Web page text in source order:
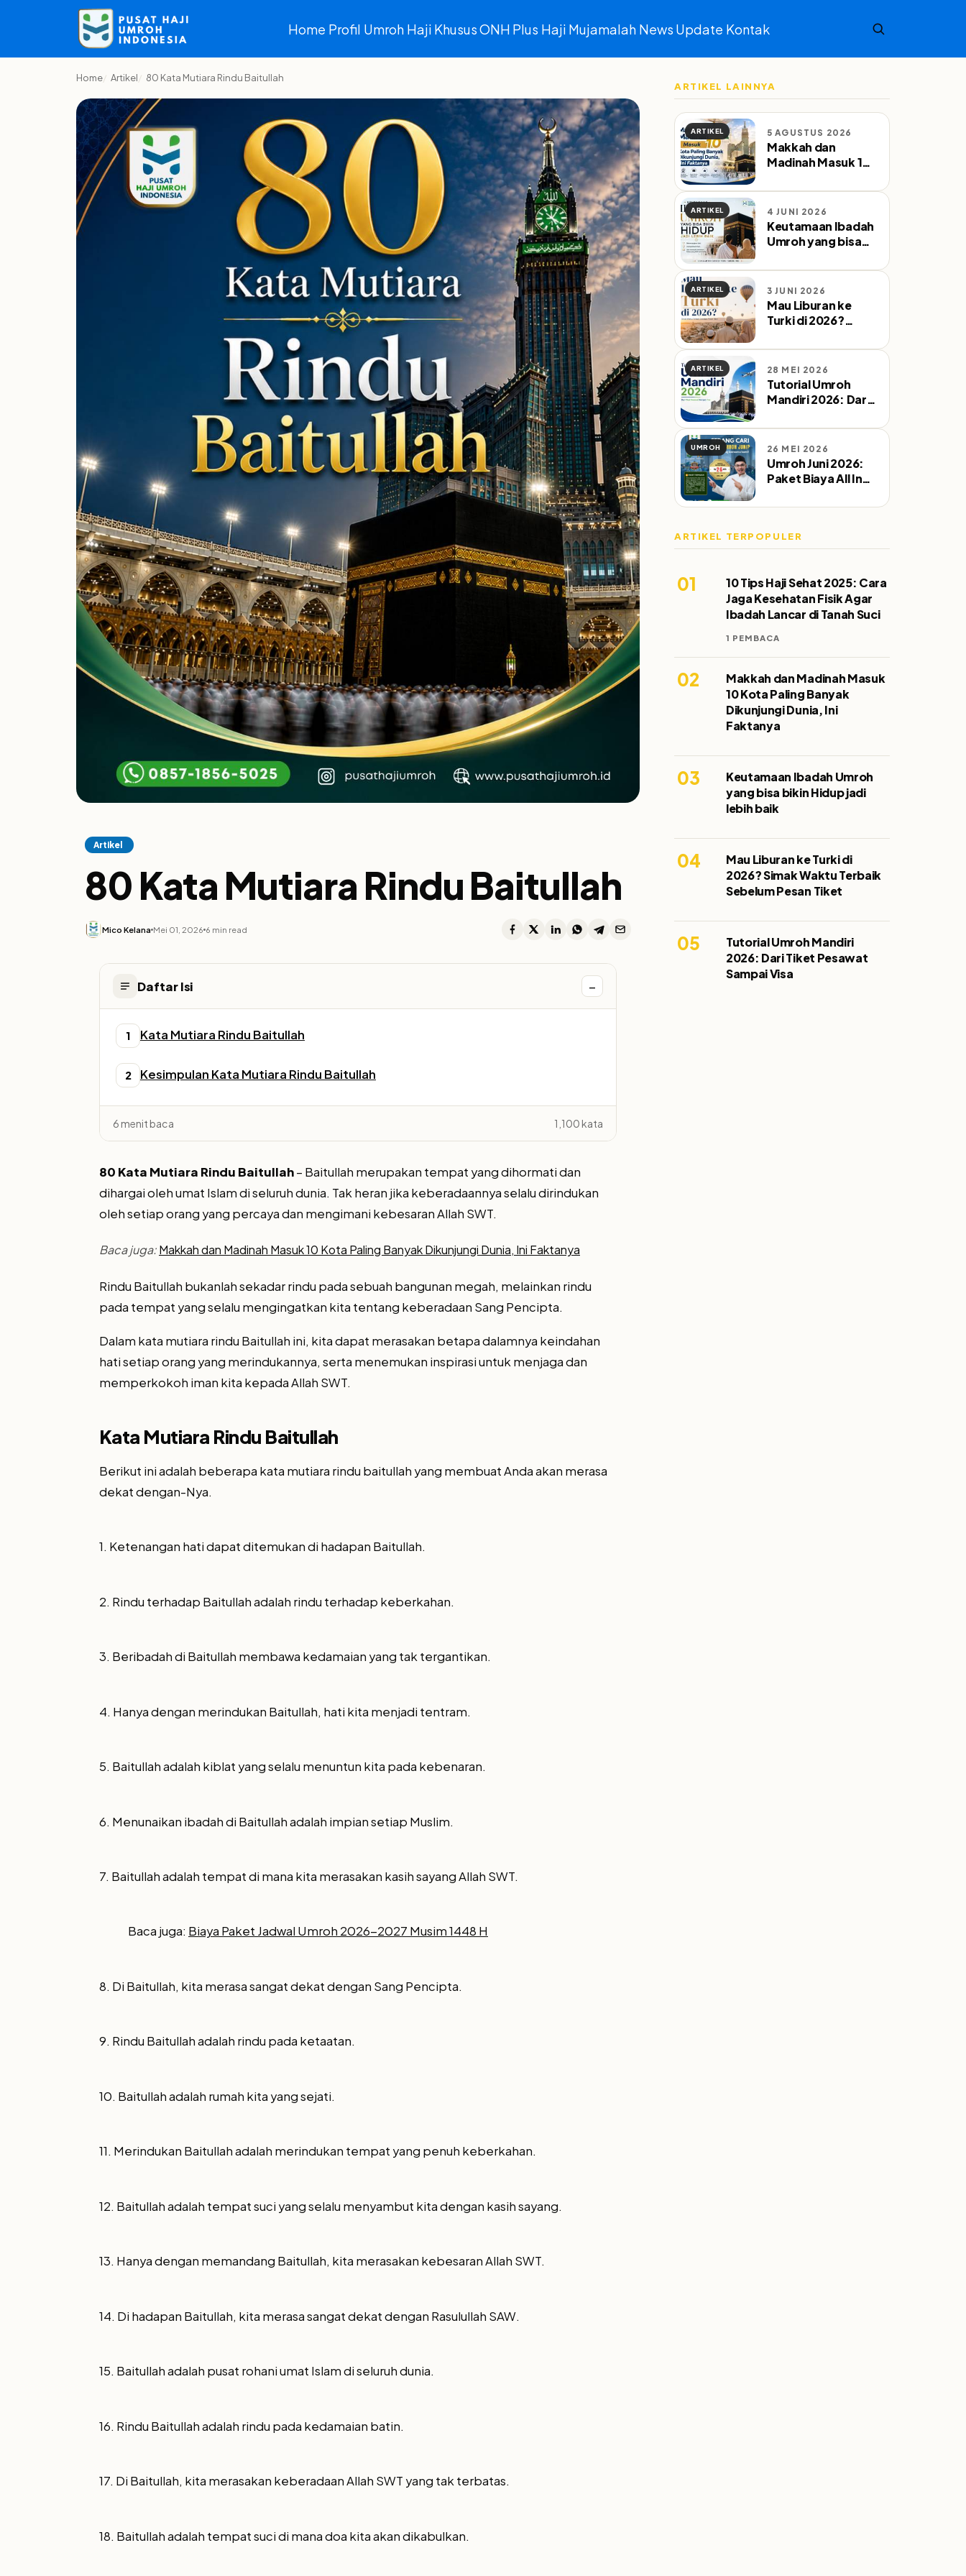
Home Profil Umroh Haji Khusus ONH Plus Haji Mujamalah News Update Kontak
Home Artikel 80 Kata Mutiara Rindu Baitullah
Artikel
80 Kata Mutiara Rindu Baitullah
Mico Kelana Mei 01, 2026 6 min read
Daftar Isi −
1 Kata Mutiara Rindu Baitullah
2 Kesimpulan Kata Mutiara Rindu Baitullah
6 menit baca 1,100 kata
80 Kata Mutiara Rindu Baitullah– Baitullah merupakan tempat yang dihormati dan
dihargai oleh umat Islam di seluruh dunia. Tak heran jika keberadaannya selalu dirindukan
oleh setiap orang yang percaya dan mengimani kebesaran Allah SWT.
Baca juga:Makkah dan Madinah Masuk 10 Kota Paling Banyak Dikunjungi Dunia, Ini Faktanya
Rindu Baitullah bukanlah sekadar rindu pada sebuah bangunan megah, melainkan rindu
pada tempat yang selalu mengingatkan kita tentang keberadaan Sang Pencipta.
Dalam kata mutiara rindu Baitullah ini, kita dapat merasakan betapa dalamnya keindahan
hati setiap orang yang merindukannya, serta menemukan inspirasi untuk menjaga dan
memperkokoh iman kita kepada Allah SWT.
Kata Mutiara Rindu Baitullah
Berikut ini adalah beberapa kata mutiara rindu baitullah yang membuat Anda akan merasa
dekat dengan-Nya.
1. Ketenangan hati dapat ditemukan di hadapan Baitullah.
2. Rindu terhadap Baitullah adalah rindu terhadap keberkahan.
3. Beribadah di Baitullah membawa kedamaian yang tak tergantikan.
4. Hanya dengan merindukan Baitullah, hati kita menjadi tentram.
5. Baitullah adalah kiblat yang selalu menuntun kita pada kebenaran.
6. Menunaikan ibadah di Baitullah adalah impian setiap Muslim.
7. Baitullah adalah tempat di mana kita merasakan kasih sayang Allah SWT.
Baca juga: Biaya Paket Jadwal Umroh 2026-2027 Musim 1448 H
8. Di Baitullah, kita merasa sangat dekat dengan Sang Pencipta.
9. Rindu Baitullah adalah rindu pada ketaatan.
10. Baitullah adalah rumah kita yang sejati.
11. Merindukan Baitullah adalah merindukan tempat yang penuh keberkahan.
12. Baitullah adalah tempat suci yang selalu menyambut kita dengan kasih sayang.
13. Hanya dengan memandang Baitullah, kita merasakan kebesaran Allah SWT.
14. Di hadapan Baitullah, kita merasa sangat dekat dengan Rasulullah SAW.
15. Baitullah adalah pusat rohani umat Islam di seluruh dunia.
16. Rindu Baitullah adalah rindu pada kedamaian batin.
17. Di Baitullah, kita merasakan keberadaan Allah SWT yang tak terbatas.
18. Baitullah adalah tempat suci di mana doa kita akan dikabulkan.
ARTIKEL LAINNYA
ARTIKEL 5 AGUSTUS 2026
Makkah dan
Madinah Masuk 10
Dikunjungi Dunia,
Ini Faktanya
ARTIKEL 4 JUNI 2026
Keutamaan Ibadah
Umroh yang bisa
lebih baik
ARTIKEL 3 JUNI 2026
Mau Liburan ke
Turki di 2026?
Terbaik Sebelum
Pesan Tiket
ARTIKEL 28 MEI 2026
Tutorial Umroh
Mandiri 2026: Dari
Sampai Visa
UMROH 26 MEI 2026
Umroh Juni 2026:
Paket Biaya All In
Direct Flight
ARTIKEL TERPOPULER
01
10 Tips Haji Sehat 2025: Cara
Jaga Kesehatan Fisik Agar
Ibadah Lancar di Tanah Suci
1 PEMBACA
02
Makkah dan Madinah Masuk
10 Kota Paling Banyak
Dikunjungi Dunia, Ini
Faktanya
03
Keutamaan Ibadah Umroh
yang bisa bikin Hidup jadi
lebih baik
04
Mau Liburan ke Turki di
2026? Simak Waktu Terbaik
Sebelum Pesan Tiket
05
Tutorial Umroh Mandiri
2026: Dari Tiket Pesawat
Sampai Visa